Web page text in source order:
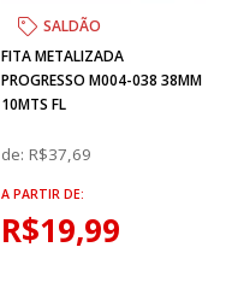
SALDÃO
FITA METALIZADA
PROGRESSO M004-038 38MM
10MTS FL
de:R$37,69
A PARTIR DE:
R$19,99